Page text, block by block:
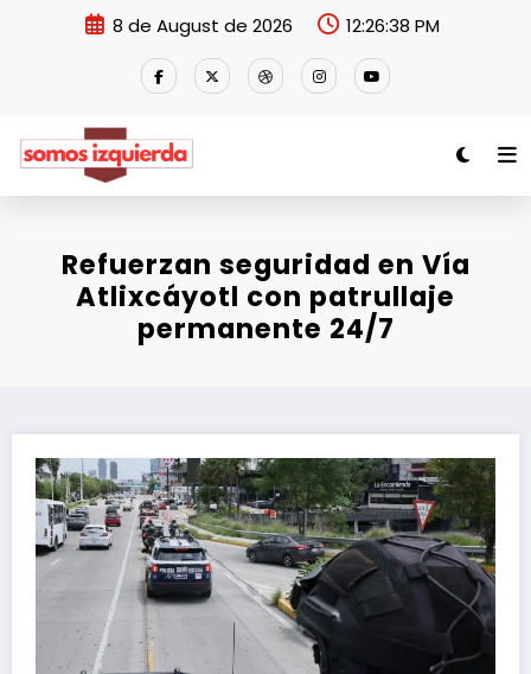
8 de August de 2026 12:26:39 PM
Refuerzan seguridad en Vía
Atlixcáyotl con patrullaje
permanente 24/7